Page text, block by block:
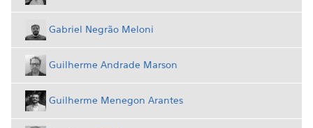
Gabriel Negrão Meloni
Guilherme Andrade Marson
Guilherme Menegon Arantes